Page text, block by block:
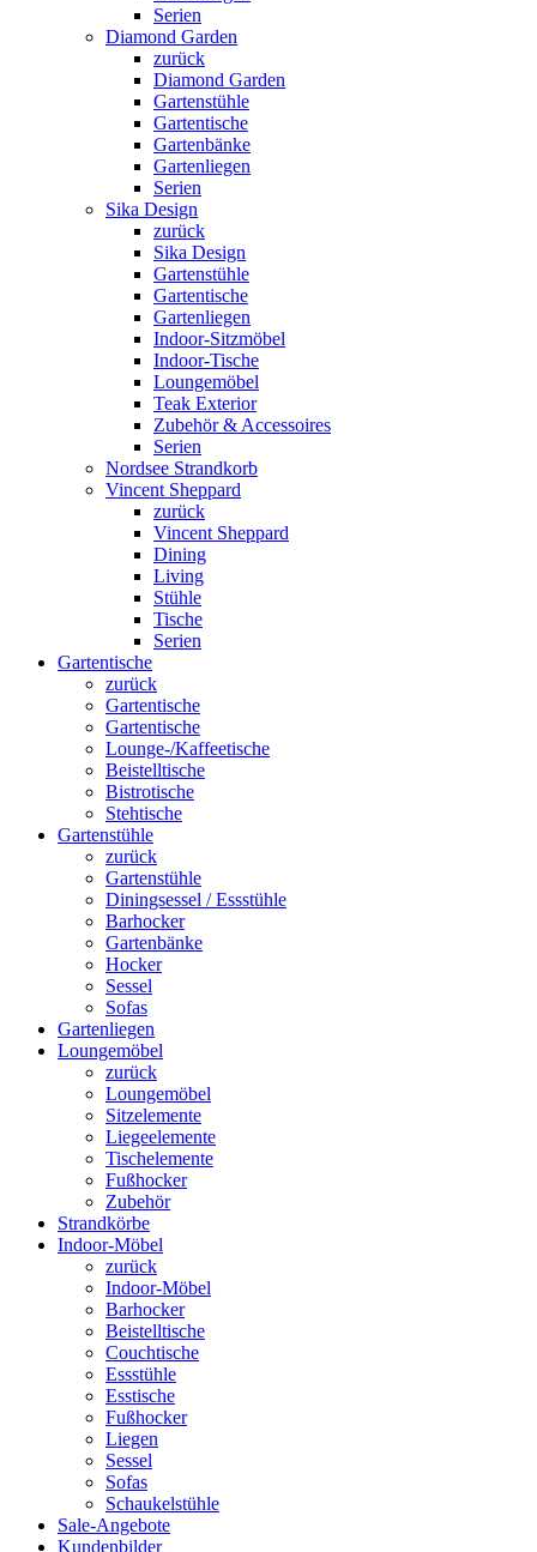
Serien
Diamond Garden
zurück
Diamond Garden
Gartenstühle
Gartentische
Gartenbänke
Gartenliegen
Serien
Sika Design
zurück
Sika Design
Gartenstühle
Gartentische
Gartenliegen
Indoor-Sitzmöbel
Indoor-Tische
Loungemöbel
Teak Exterior
Zubehör & Accessoires
Serien
Nordsee Strandkorb
Vincent Sheppard
zurück
Vincent Sheppard
Dining
Living
Stühle
Tische
Serien
Gartentische
zurück
Gartentische
Gartentische
Lounge-/Kaffeetische
Beistelltische
Bistrotische
Stehtische
Gartenstühle
zurück
Gartenstühle
Diningsessel / Essstühle
Barhocker
Gartenbänke
Hocker
Sessel
Sofas
Gartenliegen
Loungemöbel
zurück
Loungemöbel
Sitzelemente
Liegeelemente
Tischelemente
Fußhocker
Zubehör
Strandkörbe
Indoor-Möbel
zurück
Indoor-Möbel
Barhocker
Beistelltische
Couchtische
Essstühle
Esstische
Fußhocker
Liegen
Sessel
Sofas
Schaukelstühle
Sale-Angebote
Kundenbilder